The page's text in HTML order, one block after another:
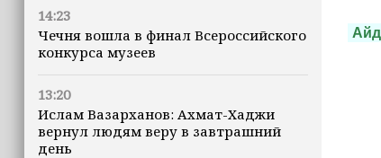
14:23
Чечня вошла в финал Всероссийского
конкурса музеев
13:20
Ислам Вазарханов: Ахмат-Хаджи
вернул людям веру в завтрашний
день